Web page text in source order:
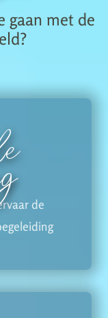
gaan met de
de